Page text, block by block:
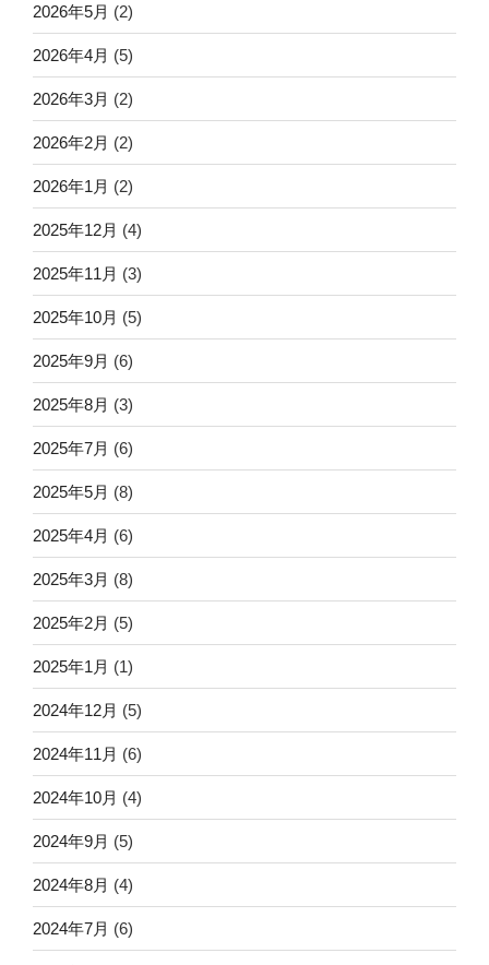
2026年5月 (2)
2026年4月 (5)
2026年3月 (2)
2026年2月 (2)
2026年1月 (2)
2025年12月 (4)
2025年11月 (3)
2025年10月 (5)
2025年9月 (6)
2025年8月 (3)
2025年7月 (6)
2025年5月 (8)
2025年4月 (6)
2025年3月 (8)
2025年2月 (5)
2025年1月 (1)
2024年12月 (5)
2024年11月 (6)
2024年10月 (4)
2024年9月 (5)
2024年8月 (4)
2024年7月 (6)